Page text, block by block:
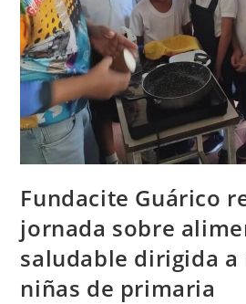
Fundacite Guárico
jornada sobre
saludable dirigida a
niñas de primaria